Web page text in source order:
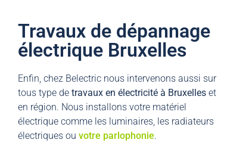
Travaux de dépannage
électrique Bruxelles
Enfin, chez Belectric nous intervenons aussi sur
tous type de travaux en électricité à Bruxelles et
en région. Nous installons votre matériel
électrique comme les luminaires, les radiateurs
électriques ou votre parlophonie.